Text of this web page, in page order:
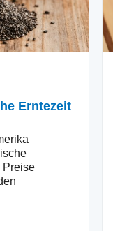
Erntezeit
Preise